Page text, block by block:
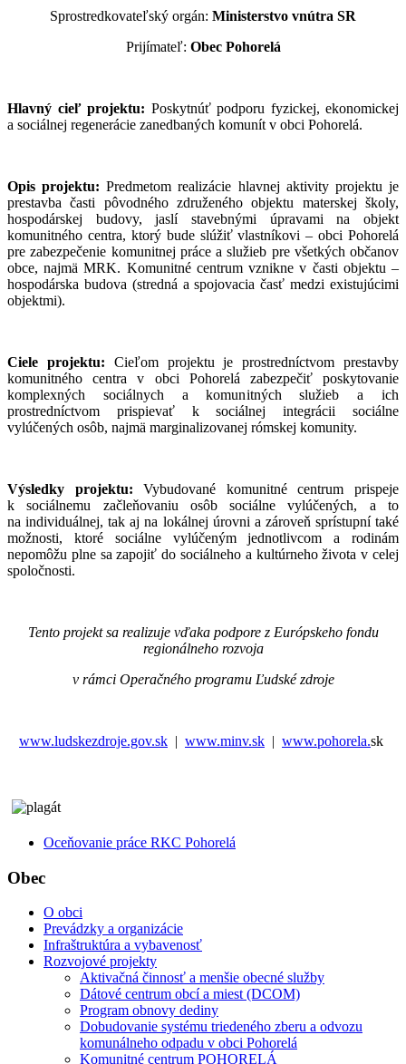
Sprostredkovateľský orgán: Ministerstvo vnútra SR
Prijímateľ: Obec Pohorelá
Hlavný cieľ projektu: Poskytnúť podporu fyzickej, ekonomickej
a sociálnej regenerácie zanedbaných komunít v obci Pohorelá.
Opis projektu: Predmetom realizácie hlavnej aktivity projektu je
prestavba časti pôvodného združeného objektu materskej školy,
hospodárskej budovy, jaslí stavebnými úpravami na objekt
komunitného centra, ktorý bude slúžiť vlastníkovi – obci Pohorelá
pre zabezpečenie komunitnej práce a služieb pre všetkých občanov
obce, najmä MRK. Komunitné centrum vznikne v časti objektu –
hospodárska budova (stredná a spojovacia časť medzi existujúcimi
objektmi).
Ciele projektu: Cieľom projektu je prostredníctvom prestavby
komunitného centra v obci Pohorelá zabezpečiť poskytovanie
komplexných sociálnych a komunitných služieb a ich
prostredníctvom prispievať k sociálnej integrácii sociálne
vylúčených osôb, najmä marginalizovanej rómskej komunity.
Výsledky projektu:Vybudované komunitné centrum prispeje
k sociálnemu začleňovaniu osôb sociálne vylúčených, a to
na individuálnej, tak aj na lokálnej úrovni a zároveň sprístupní také
možnosti, ktoré sociálne vylúčeným jednotlivcom a rodinám
nepomôžu plne sa zapojiť do sociálneho a kultúrneho života v celej
spoločnosti.
Tento projekt sa realizuje vďaka podpore z Európskeho fondu
regionálneho rozvoja
v rámci Operačného programu Ľudské zdroje
www.ludskezdroje.gov.sk | www.minv.sk | www.pohorela.sk
Oceňovanie práce RKC Pohorelá
Obec
O obci
Prevádzky a organizácie
Infraštruktúra a vybavenosť
Rozvojové projekty
Aktivačná činnosť a menšie obecné služby
Dátové centrum obcí a miest (DCOM)
Program obnovy dediny
Dobudovanie systému triedeného zberu a odvozu
komunálneho odpadu v obci Pohorelá
Komunitné centrum POHORELÁ